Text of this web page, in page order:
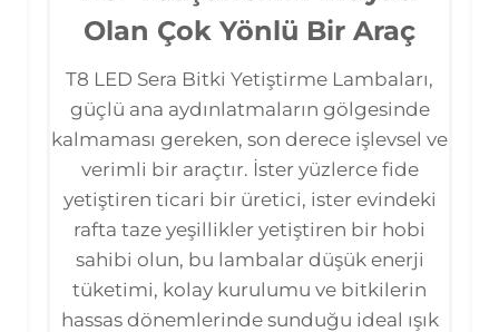
Olan Çok Yönlü Bir Araç
T8 LED Sera Bitki Yetiştirme Lambaları,
güçlü ana aydınlatmaların gölgesinde
kalmaması gereken, son derece işlevsel ve
verimli bir araçtır. İster yüzlerce fide
yetiştiren ticari bir üretici, ister evindeki
rafta taze yeşillikler yetiştiren bir hobi
sahibi olun, bu lambalar düşük enerji
tüketimi, kolay kurulumu ve bitkilerin
hassas dönemlerinde sunduğu ideal ışık